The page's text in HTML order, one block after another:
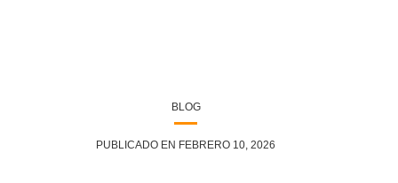
BLOG
PUBLICADO EN FEBRERO 10, 2026